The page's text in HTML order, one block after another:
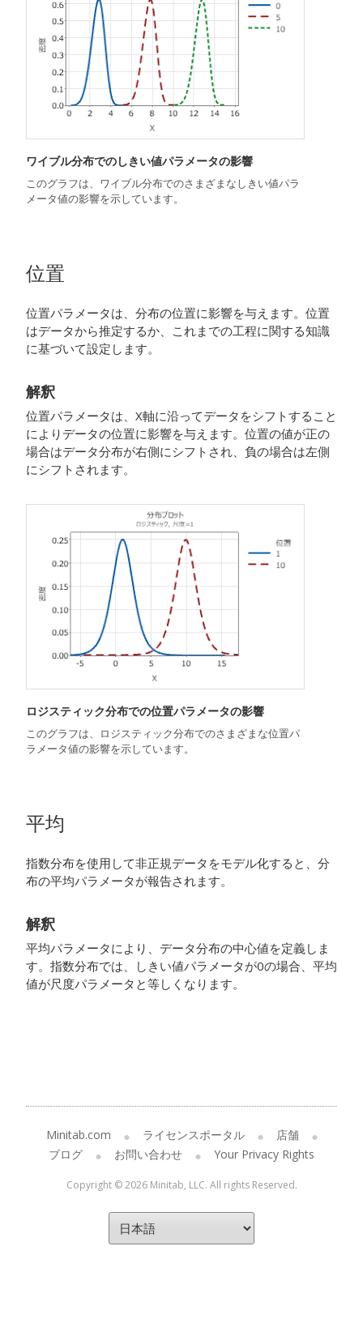
ワイブル分布でのしきい値パラメータの影響
このグラフは、ワイブル分布でのさまざまなしきい値パラ
メータ値の影響を示しています。
位置
位置パラメータは、分布の位置に影響を与えます。位置
はデータから推定するか、これまでの工程に関する知識
に基づいて設定します。
解釈
位置パラメータは、X軸に沿ってデータをシフトすること
によりデータの位置に影響を与えます。位置の値が正の
場合はデータ分布が右側にシフトされ、負の場合は左側
にシフトされます。
ロジスティック分布での位置パラメータの影響
このグラフは、ロジスティック分布でのさまざまな位置パ
ラメータ値の影響を示しています。
平均
指数分布を使用して非正規データをモデル化すると、分
布の平均パラメータが報告されます。
解釈
平均パラメータにより、データ分布の中心値を定義しま
す。指数分布では、しきい値パラメータが0の場合、平均
値が尺度パラメータと等しくなります。
Minitab.com ライセンスポータル
店舗
ブログ
お問い合わせ Your Privacy Rights
Copyright © 2026 Minitab, LLC. All rights Reserved.